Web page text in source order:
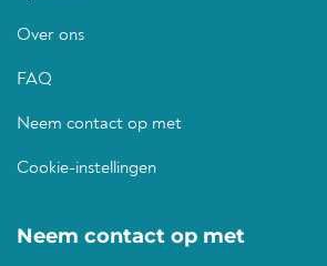
Over ons
FAQ
Neem contact op met
Cookie-instellingen
Neem contact op met